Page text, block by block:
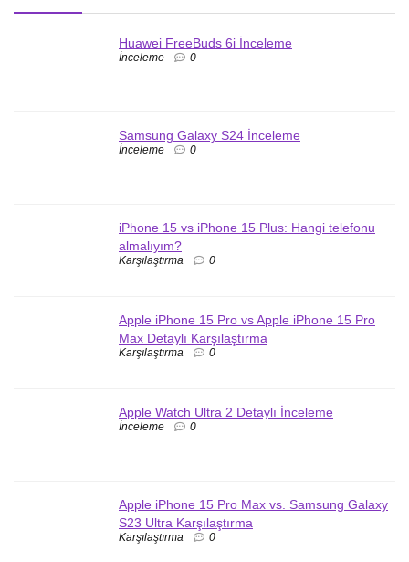
Huawei FreeBuds 6i İnceleme
İnceleme 0
Samsung Galaxy S24 İnceleme
İnceleme 0
iPhone 15 vs iPhone 15 Plus: Hangi telefonu
almalıyım?
Karşılaştırma 0
Apple iPhone 15 Pro vs Apple iPhone 15 Pro
Max Detaylı Karşılaştırma
Karşılaştırma 0
Apple Watch Ultra 2 Detaylı İnceleme
İnceleme 0
Apple iPhone 15 Pro Max vs. Samsung Galaxy
S23 Ultra Karşılaştırma
Karşılaştırma 0